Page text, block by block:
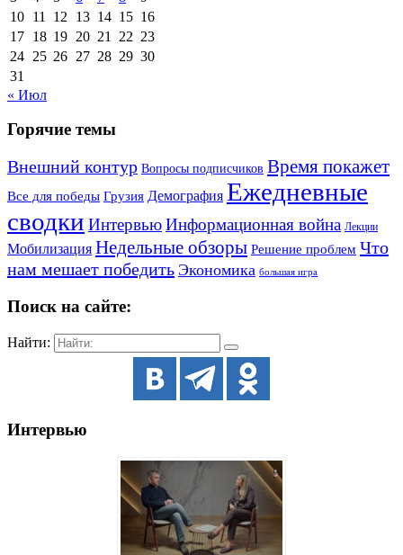
10 11 12 13 14 15 16
17 18 19 20 21 22 23
24 25 26 27 28 29 30
31
« Июл
Горячие темы
Внешний контур Вопросы подписчиков Время покажет
Все для победы Грузия Демография Ежедневные
сводки Интервью Информационная война Лекции
Мобилизация Недельные обзоры Решение проблем Что
нам мешает победить Экономика большая игра
Поиск на сайте:
Найти:
Интервью